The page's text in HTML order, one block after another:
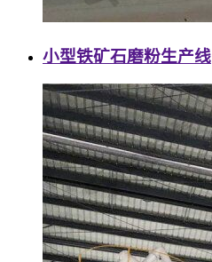
小型铁矿石磨粉生产线